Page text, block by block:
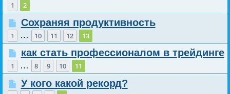
1 2
Сохраняя продуктивность
1 … 10 11 12 13
как стать профессионалом в трейдинге
1 … 8 9 10 11
У кого какой рекорд?